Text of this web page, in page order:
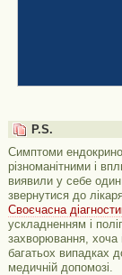
P.S.
Симптоми
різноманітними і
виявили у себе
звернутися до
Своєчасна
ускладненням і
захворювання,
багатьох випадках
медичній допомозі.